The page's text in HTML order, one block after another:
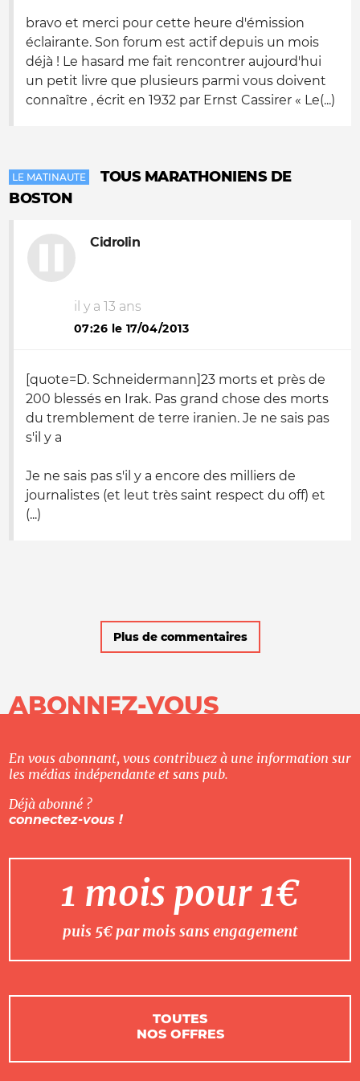
bravo et merci pour cette heure d'émission
éclairante. Son forum est actif depuis un mois
déjà ! Le hasard me fait rencontrer aujourd'hui
un petit livre que plusieurs parmi vous doivent
connaître , écrit en 1932 par Ernst Cassirer « Le(...)
LE MATINAUTE
TOUS MARATHONIENS DE
BOSTON
Cidrolin
il y a 13 ans
07:26 le 17/04/2013
[quote=D. Schneidermann]23 morts et près de
200 blessés en Irak. Pas grand chose des morts
du tremblement de terre iranien. Je ne sais pas
s'il y a
Je ne sais pas s'il y a encore des milliers de
journalistes (et leut très saint respect du off) et
(...)
Plus de commentaires
ABONNEZ-VOUS
En vous abonnant, vous contribuez à une information sur
les médias indépendante et sans pub.
Déjà abonné ?
connectez-vous !
1 mois pour 1€
puis 5€ par mois sans engagement
TOUTES
NOS OFFRES